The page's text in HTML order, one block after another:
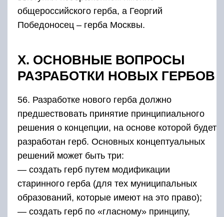
общероссийского герба, а Георгий
Победоносец – герба Москвы.
Х. ОСНОВНЫЕ ВОПРОСЫ
РАЗРАБОТКИ НОВЫХ ГЕРБОВ
56. Разработке нового герба должно
предшествовать принятие принципиального
решения о концепции, на основе которой будет
разработан герб. Основных концептуальных
решений может быть три:
— создать герб путем модификации
старинного герба (для тех муниципальных
образований, которые имеют на это право);
— создать герб по «гласному» принципу,